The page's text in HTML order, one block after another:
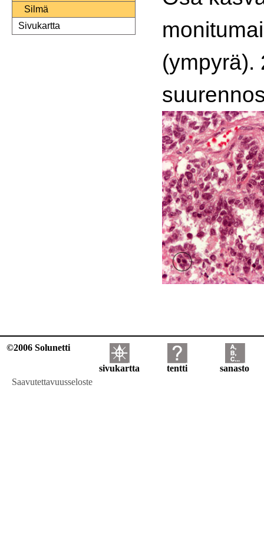
Silmä
Sivukartta
(ympyrä).
©2006 Solunetti
sivukartta tentti
sanasto
Saavutettavuusseloste